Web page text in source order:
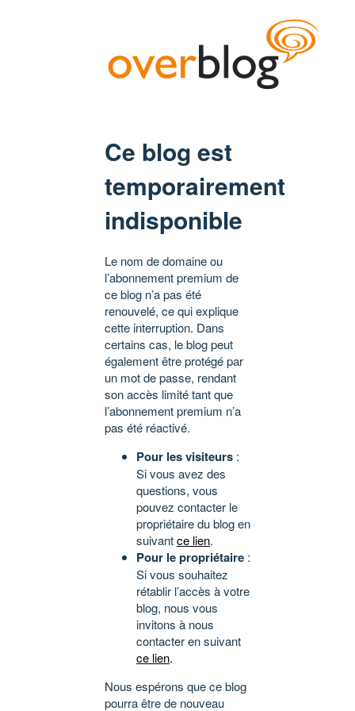
Ce blog est
temporairement
indisponible
Le nom de domaine ou
l’abonnement premium de
ce blog n’a pas été
renouvelé, ce qui explique
cette interruption. Dans
certains cas, le blog peut
également être protégé par
un mot de passe, rendant
son accès limité tant que
l’abonnement premium n’a
pas été réactivé.
Pour les visiteurs :
Si vous avez des
questions, vous
pouvez contacter le
propriétaire du blog en
suivantce lien.
Pour le propriétaire :
Si vous souhaitez
rétablir l’accès à votre
blog, nous vous
invitons à nous
contacter en suivant
ce lien.
Nous espérons que ce blog
pourra être de nouveau